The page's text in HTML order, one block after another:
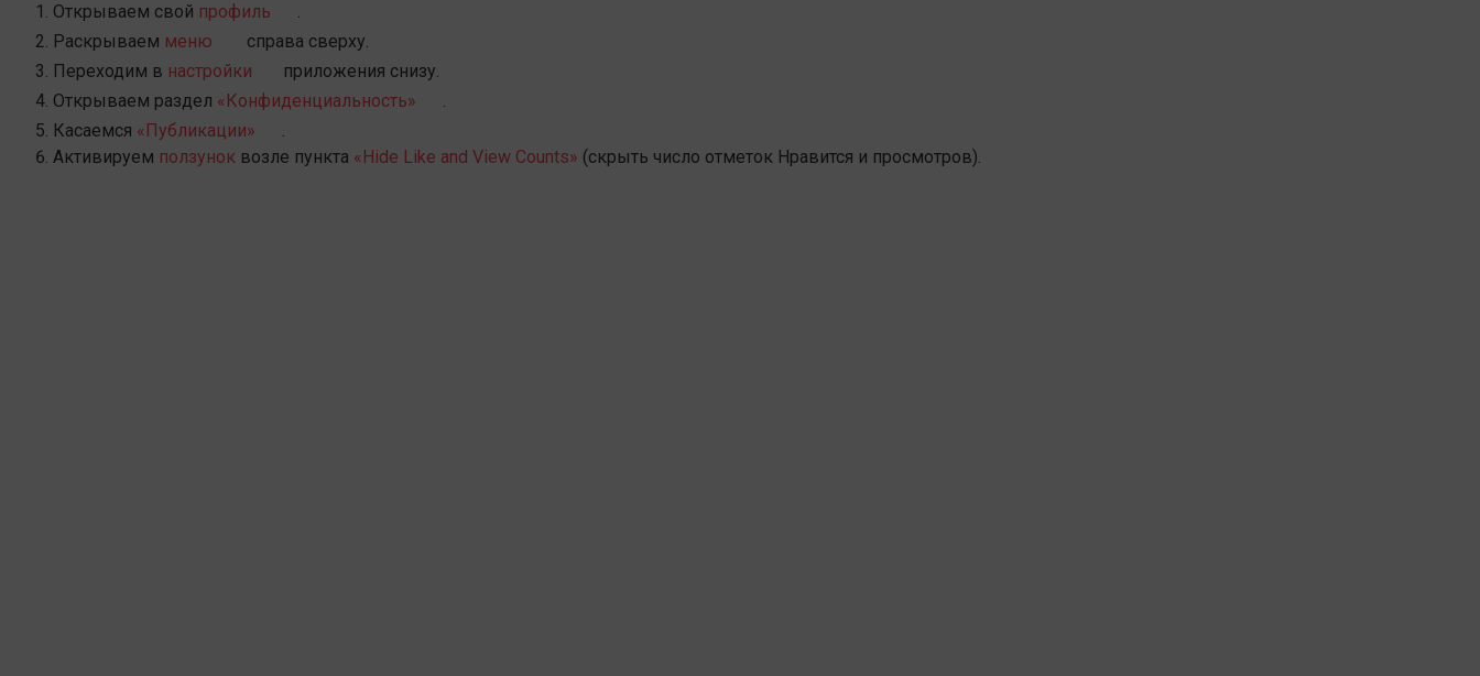
Открываем свой профиль
.
Раскрываем меню
справа сверху.
Переходим в настройки
приложения снизу.
Открываем раздел «Конфиденциальность»
.
Касаемся «Публикации»
.
Активируем ползунок возле пункта «Hide Like and View Counts» (скрыть число отметок Нравится и просмотров).